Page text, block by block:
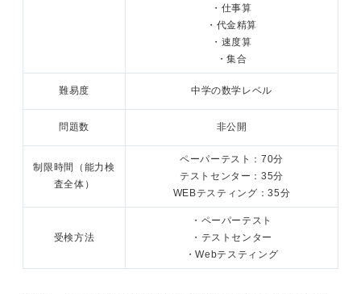
・仕事算
・代金精算
・速度算
・集合
難易度 中学の数学レベル
問題数 非公開
制限時間（能力検
査全体）
ペーパーテスト：70分
テストセンター：35分
WEBテスティング：35分
受検方法
・ペーパーテスト
・テストセンター
・Webテスティング